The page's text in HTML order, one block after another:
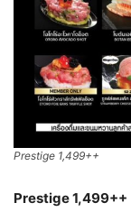
Prestige 1,499++
Prestige 1,499++